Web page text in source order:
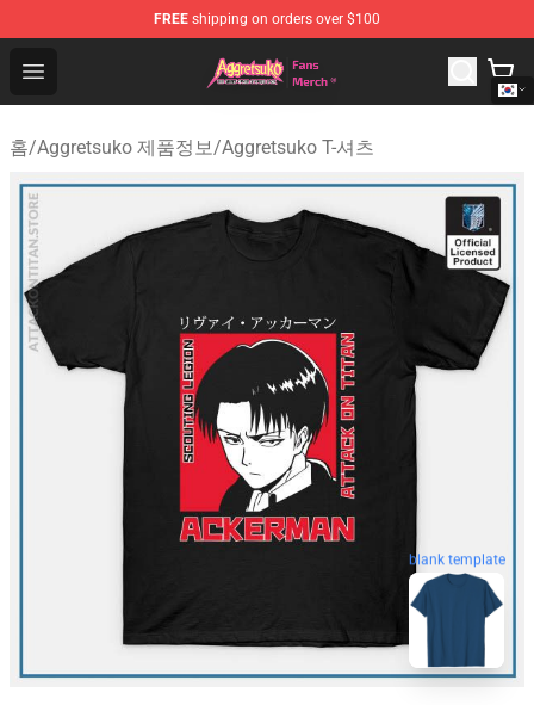
FREE shipping on orders over $100
Open menu
Aggretsuko Store - Official Aggretsuko Merchandise
홈/Aggretsuko 제품정보/Aggretsuko T-셔츠
blank template